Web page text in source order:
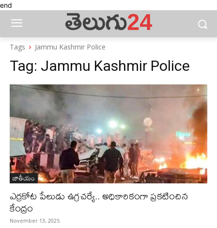
end
Tags Jammu Kashmir Police
Tag: Jammu Kashmir Police
జాతీయం
ఎర్రకోట పేలుడు ఉగ్రచర్యే.. అధికారికంగా ప్రకటించిన
కేంద్రం
November 13, 2025